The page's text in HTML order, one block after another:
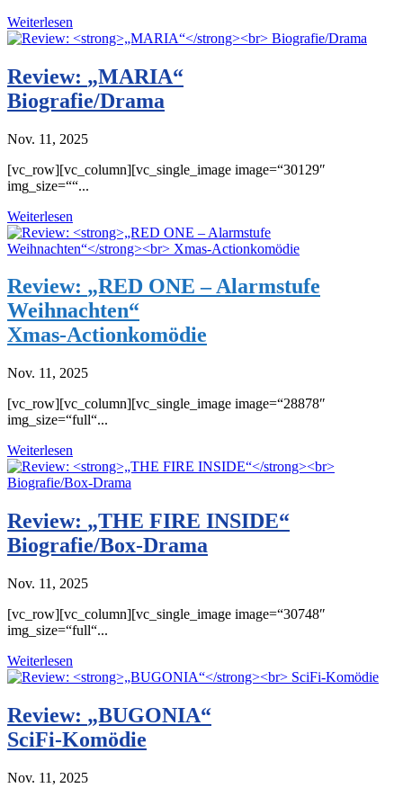
Weiterlesen
Review: „MARIA“
Biografie/Drama
Nov. 11, 2025
[vc_row][vc_column][vc_single_image image=“30129″
img_size=““...
Weiterlesen
Review: „RED ONE – Alarmstufe
Weihnachten“
Xmas-Actionkomödie
Nov. 11, 2025
[vc_row][vc_column][vc_single_image image=“28878″
img_size=“full“...
Weiterlesen
Review: „THE FIRE INSIDE“
Biografie/Box-Drama
Nov. 11, 2025
[vc_row][vc_column][vc_single_image image=“30748″
img_size=“full“...
Weiterlesen
Review: „BUGONIA“
SciFi-Komödie
Nov. 11, 2025